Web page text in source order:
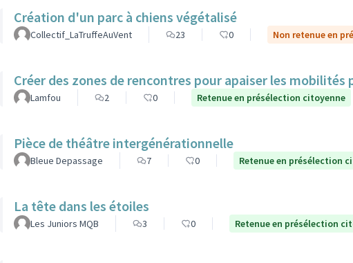
Création d'un parc à chiens végétalisé
Collectif_LaTruffeAuVent 23 0 Non retenue en
Créer des zones de rencontres pour apaiser les
Lamfou 2 0 Retenue en présélection citoyenne
Pièce de théâtre intergénérationnelle
Bleue Depassage 7 0 Retenue en présélection
La tête dans les étoiles
Les Juniors MQB 3 0 Retenue en présélection